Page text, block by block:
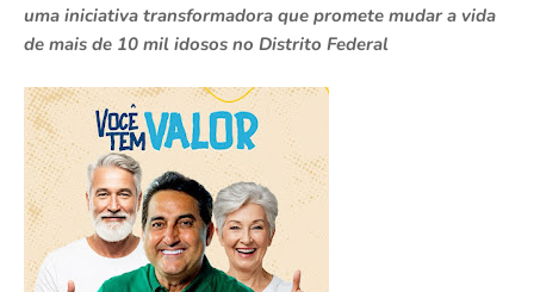
uma iniciativa transformadora que promete mudar a vida
de mais de 10 mil idosos no Distrito Federal